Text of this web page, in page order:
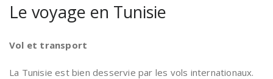
Le voyage en Tunisie
Vol et transport
La Tunisie est bien desservie par les vols internationaux.